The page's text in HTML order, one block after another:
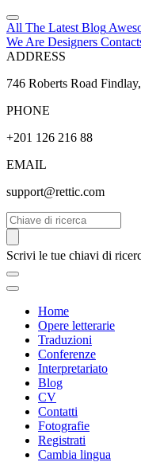
All The Latest Blog
We Are Designers
ADDRESS
746 Roberts Road
PHONE
+201 126 216 88
EMAIL
support@rettic.com
Cerca
Scrivi le tue chiavi di
Home
Opere letterarie
Traduzioni
Conferenze
Interpretariato
Blog
CV
Contatti
Fotografie
Registrati
Cambia lingua